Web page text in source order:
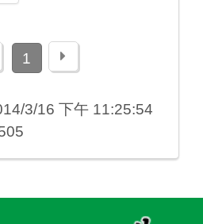
頁1 下一頁
3/16 下午 11:25:54